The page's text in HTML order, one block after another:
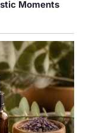
【Large
utilisé,
huiles
huiles
et
Moments